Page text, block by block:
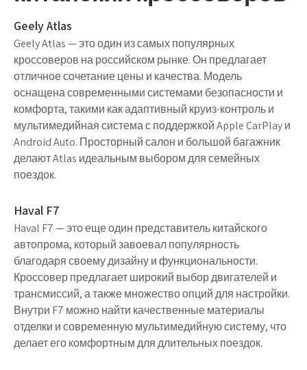
Geely Atlas
Geely Atlas — это один из самых популярных
кроссоверов на российском рынке. Он предлагает
отличное сочетание цены и качества. Модель
оснащена современными системами безопасности и
комфорта, такими как адаптивный круиз-контроль и
мультимедийная система с поддержкой Apple CarPlay и
Android Auto. Просторный салон и большой багажник
делают Atlas идеальным выбором для семейных
поездок.
Haval F7
Haval F7 — это еще один представитель китайского
автопрома, который завоевал популярность
благодаря своему дизайну и функциональности.
Кроссовер предлагает широкий выбор двигателей и
трансмиссий, а также множество опций для настройки.
Внутри F7 можно найти качественные материалы
отделки и современную мультимедийную систему, что
делает его комфортным для длительных поездок.